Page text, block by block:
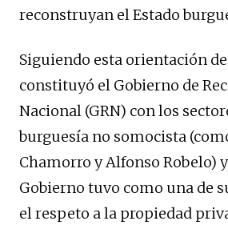
reconstruyan el Estado
Siguiendo esta orientación
constituyó el Gobierno de
Nacional (GRN) con los
burguesía no somocista
Chamorro y Alfonso Robelo)
Gobierno tuvo como una de
el respeto a la propiedad